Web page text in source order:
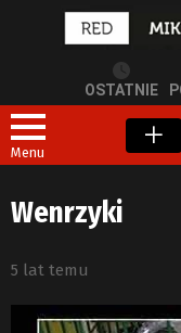
OSTATNIE
Menu
Wenrzyki
5 lat temu